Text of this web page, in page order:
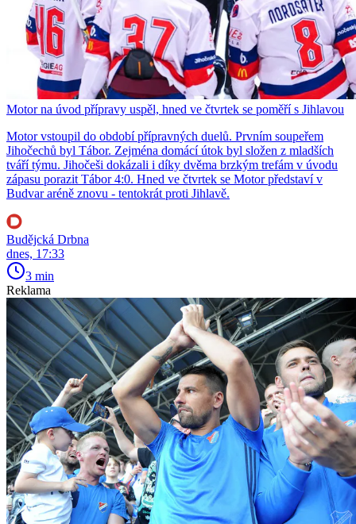
Motor na úvod přípravy uspěl, hned ve čtvrtek se poměří s Jihlavou
Motor vstoupil do období přípravných duelů. Prvním soupeřem
Jihočechů byl Tábor. Zejména domácí útok byl složen z mladších
tváří týmu. Jihočeši dokázali i díky dvěma brzkým trefám v úvodu
zápasu porazit Tábor 4:0. Hned ve čtvrtek se Motor představí v
Budvar aréně znovu - tentokrát proti Jihlavě.
Budějcká Drbna
dnes, 17:33
3 min
Reklama